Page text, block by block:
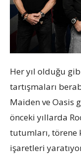
Her yıl olduğu
tartışmaları
Maiden ve Oasis
önceki yıllarda
tutumları, törene
işaretleri